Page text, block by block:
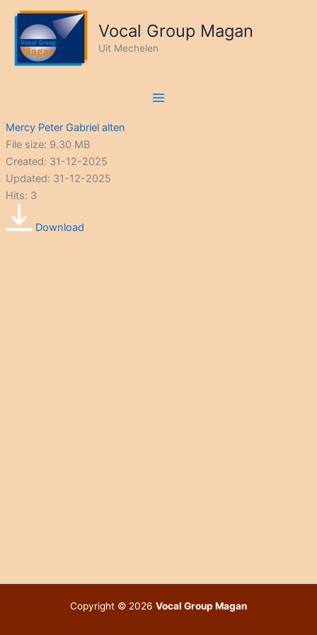
inhoud
Vocal Group Magan
Uit Mechelen
Mercy Peter Gabriel alten
File size: 9.30 MB
Created: 31-12-2025
Updated: 31-12-2025
Hits: 3
Download
Copyright © 2026 Vocal Group Magan